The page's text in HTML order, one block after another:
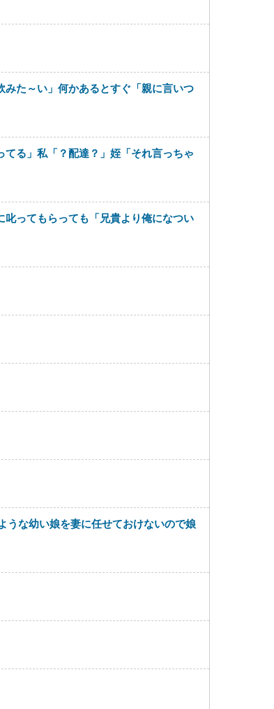
た～い」何かあるとすぐ「親に言いつ
る」私「？配達？」姪「それ言っちゃ
ってもらっても「兄貴より俺になつい
うな幼い娘を妻に任せておけないので娘